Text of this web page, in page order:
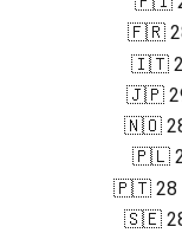
🇫🇷 28
🇮🇹
🇯🇵 29
🇳🇴 28
🇵🇱
🇵🇹 28
🇸🇪 28